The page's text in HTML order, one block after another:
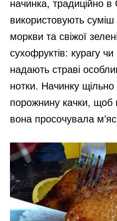
начинка, традиційно в
використовують суміш
моркви та свіжої
сухофруктів: курагу
надають страві
нотки. Начинку
порожнину качки, щоб
вона просочувала